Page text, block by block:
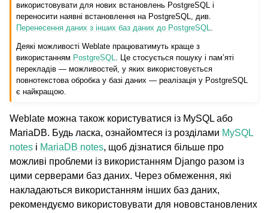
використовувати для нових встановлень PostgreSQL і
переносити наявні встановлення на PostgreSQL, див.
Перенесення даних з інших баз даних до PostgreSQL.
Деякі можливості Weblate працюватимуть краще з
використанням PostgreSQL. Це стосується пошуку і пам’яті
перекладів — можливостей, у яких використовується
повнотекстова обробка у базі даних — реалізація у PostgreSQL
є найкращою.
Weblate можна також користуватися із MySQL або
MariaDB. Будь ласка, ознайомтеся із розділами MySQL
notes і MariaDB notes, щоб дізнатися більше про
можливі проблеми із використанням Django разом із
цими серверами баз даних. Через обмеження, які
накладаються використанням інших баз даних,
рекомендуємо використовувати для нововстановлених